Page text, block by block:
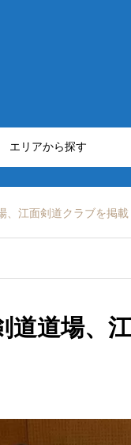
エリアから探す
、江面剣道クラブを掲載
道道場、